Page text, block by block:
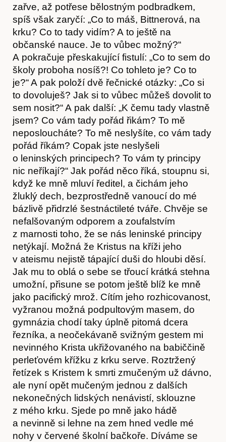
Články
zařve, až potřese bělostným podbradkem,
spíš však zaryčí: „Co to máš, Bittnerová, na
krku? Co to tady vidím? A to ještě na
občanské nauce. Je to vůbec možný?“
A pokračuje přeskakující fistulí: „Co to sem do
školy proboha nosíš?! Co tohleto je? Co to
je?“ A pak položí dvě řečnické otázky: „Co si
to dovoluješ? Jak si to vůbec můžeš dovolit to
sem nosit?“ A pak další: „K čemu tady vlastně
jsem? Co vám tady pořád řikám? To mě
neposloucháte? To mě neslyšíte, co vám tady
pořád říkám? Copak jste neslyšeli
o leninských principech? To vám ty principy
nic neříkají?“ Jak pořád něco říká, stoupnu si,
když ke mně mluví ředitel, a čichám jeho
žluklý dech, bezprostředně vanoucí do mé
bázlivě přidrzlé šestnáctileté tváře. Chvěje se
nefalšovaným odporem a zoufalstvím
z marnosti toho, že se nás leninské principy
netýkají. Možná že Kristus na kříži jeho
v ateismu nejistě tápající duši do hloubi děsí.
Jak mu to oblá o sebe se třoucí krátká stehna
umožní, přisune se potom ještě blíž ke mně
jako pacifický mrož. Cítím jeho rozhicovanost,
vyžranou možná podpultovým masem, do
gymnázia chodí taky úplně pitomá dcera
řezníka, a neočekávaně svižným gestem mi
nevinného Krista ukřižovaného na babiččině
perleťovém křížku z krku serve. Roztržený
řetízek s Kristem k smrti zmučeným už dávno,
ale nyní opět mučeným jednou z dalších
nekonečných lidských nenávistí, sklouzne
z mého krku. Sjede po mně jako hádě
a nevinně si lehne na zem hned vedle mé
nohy v červené školní bačkoře. Díváme se